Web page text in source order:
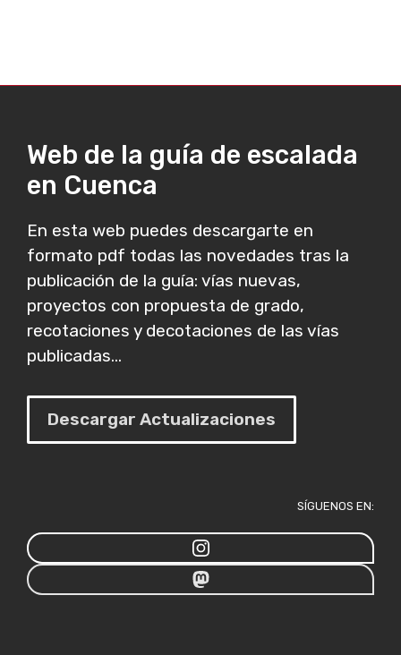
Web de la guía de escalada
en Cuenca
En esta web puedes descargarte en
formato pdf todas las novedades tras la
publicación de la guía: vías nuevas,
proyectos con propuesta de grado,
recotaciones y decotaciones de las vías
publicadas...
Descargar Actualizaciones
SÍGUENOS EN: